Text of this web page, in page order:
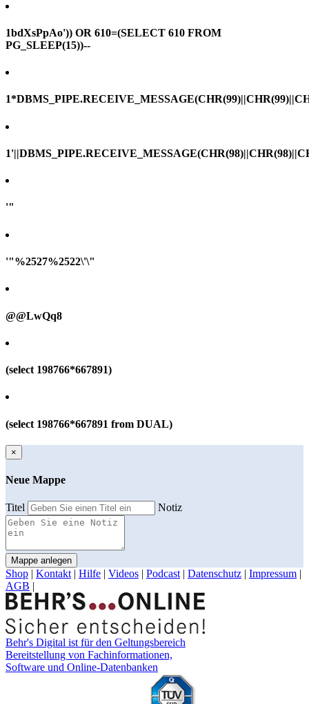
1bdXsPpAo')) OR 610=(SELECT 610 FROM
PG_SLEEP(15))--
'"
'"%2527%2522\'\"
@@LwQq8
(select 198766*667891)
(select 198766*667891 from DUAL)
×
Neue Mappe
Titel Notiz
Mappe anlegen
Shop | Kontakt | Hilfe | Videos | Podcast | Datenschutz | Impressum |
AGB |
Behr's Digital ist für den Geltungsbereich
Bereitstellung von Fachinformationen,
Software und Online-Datenbanken